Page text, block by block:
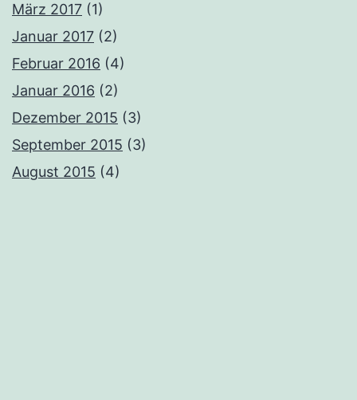
März 2017 (1)
Januar 2017 (2)
Februar 2016 (4)
Januar 2016 (2)
Dezember 2015 (3)
September 2015 (3)
August 2015 (4)